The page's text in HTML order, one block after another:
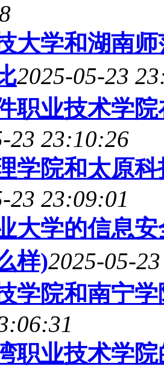
大学和湖南
2025-05-23
职业技术学
23 23:10:26
学院和太原
23 23:09:01
大学的信息
样)2025-05-
学院和南宁
职业技术学